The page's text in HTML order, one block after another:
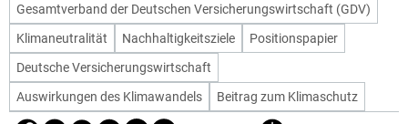
Gesamtverband der Deutschen Versicherungswirtschaft (GDV)
Klimaneutralität
Nachhaltigkeitsziele
Positionspapier
Deutsche Versicherungswirtschaft
Auswirkungen des Klimawandels
Beitrag zum Klimaschutz